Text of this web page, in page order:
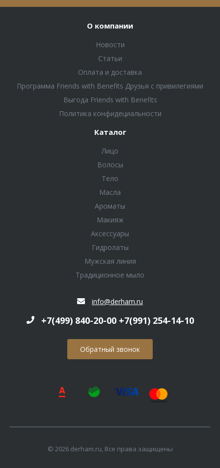
О компании
Новости
Статьи
Оплата и доставка
Программа Friends with Benefits Друзья с привилегиями
Выгода Friends with Benefits
Политика конфидециальности
Каталог
Лицо
Волосы
Тело
Масла
Ароматы
Макияж
Аксессуары
Гидролаты
Мужская линия
Традиционное мыло
info@derham.ru
+7(499) 840-20-00 +7(991) 254-14-10
Обратный звонок
© 2026 derham.ru, Все права защищены